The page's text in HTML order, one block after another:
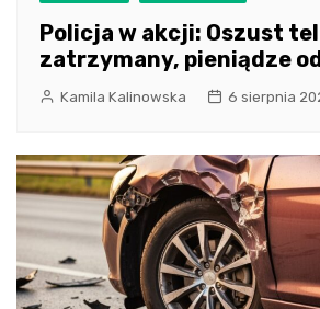
Policja w akcji: Oszust
zatrzymany, pieniądze
Kamila Kalinowska 6 sierpnia